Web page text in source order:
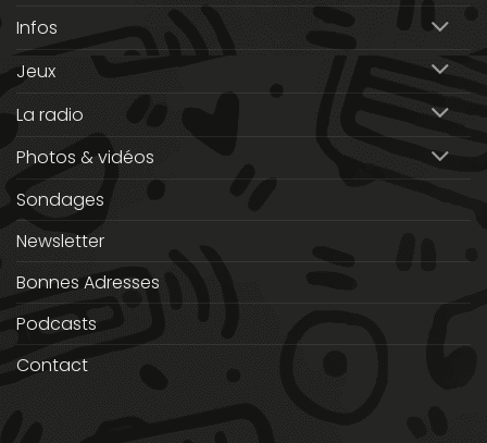
Infos
Jeux
La radio
Photos & vidéos
Sondages
Newsletter
Bonnes Adresses
Podcasts
Contact